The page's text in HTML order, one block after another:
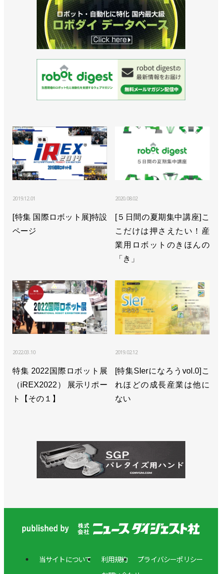
2019.12.01
[特集 国際ロボット展]特設
ページ
2020.08.02
[５日間の夏期集中講座]こ
こだけは押さえたい！産
業用ロボットのきほんの
「き」
2022.03.10
特集 2022国際ロボット展
（iREX2022） 展示リポー
ト【その１】
2019.02.12
[特集SIerになろうvol.0]こ
れほどの成長産業は他に
ない
当サイトについて 利用規約
プライバシーポリシー